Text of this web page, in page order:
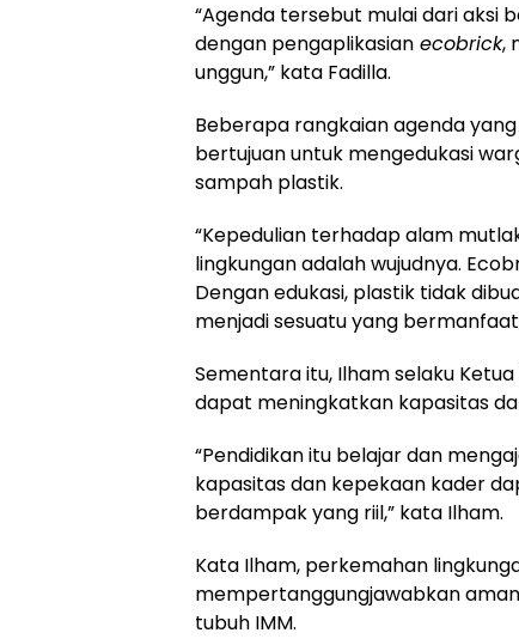
“Agenda tersebut mulai dari aksi
dengan pengaplikasian ecobrick,
unggun,” kata Fadilla.
Beberapa rangkaian agenda yang
bertujuan untuk mengedukasi
sampah plastik.
“Kepedulian terhadap alam
lingkungan adalah wujudnya.
Dengan edukasi, plastik tidak
menjadi sesuatu yang
Sementara itu, Ilham selaku
dapat meningkatkan kapasitas
“Pendidikan itu belajar dan
kapasitas dan kepekaan kader
berdampak yang riil,” kata Ilham.
Kata Ilham, perkemahan
mempertanggungjawabkan
tubuh IMM.